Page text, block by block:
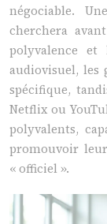
négociable.
cherchera
polyvalence et
audiovisuel, les
spécifique,
Netflix ou
polyvalents,
promouvoir
« officiel ».